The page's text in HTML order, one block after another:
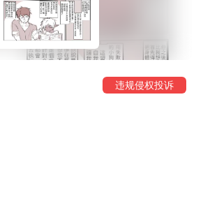
违规侵权投诉